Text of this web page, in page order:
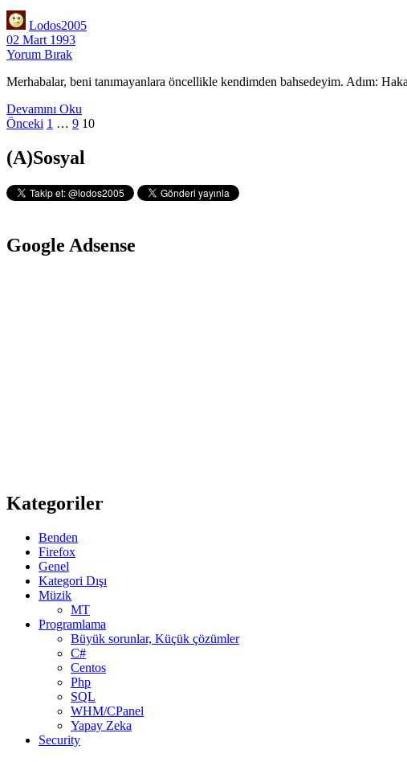
||
Teoriler
||
||
Lodos2005
02 Mart 1993
Yorum Bırak
Merhabalar, beni tanımayanlara öncellikle kendimden bahsedeyim. Adım:
Devamını Oku
Yazı
sayfalaması
Önceki 1 … 9 10
Yan
(A)Sosyal
Google Adsense
Kategoriler
Benden
Firefox
Genel
Kategori Dışı
Müzik
MT
Programlama
Büyük sorunlar, Küçük çözümler
C#
Centos
Php
SQL
WHM/CPanel
Yapay Zeka
Security